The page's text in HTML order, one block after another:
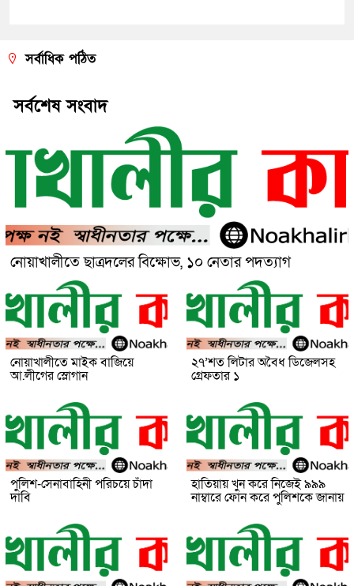
সর্বাধিক পঠিত
সর্বশেষ সংবাদ
নোয়াখালীতে ছাত্রদলের বিক্ষোভ, ১০ নেতার পদত্যাগ
নোয়াখালীতে মাইক বাজিয়ে
আ.লীগের স্লোগান
২৭’শত লিটার অবৈধ ডিজেলসহ
গ্রেফতার ১
পুলিশ-সেনাবাহিনী পরিচয়ে চাঁদা
দাবি
হাতিয়ায় খুন করে নিজেই ৯৯৯
নাম্বারে ফোন করে পুলিশকে জানায়